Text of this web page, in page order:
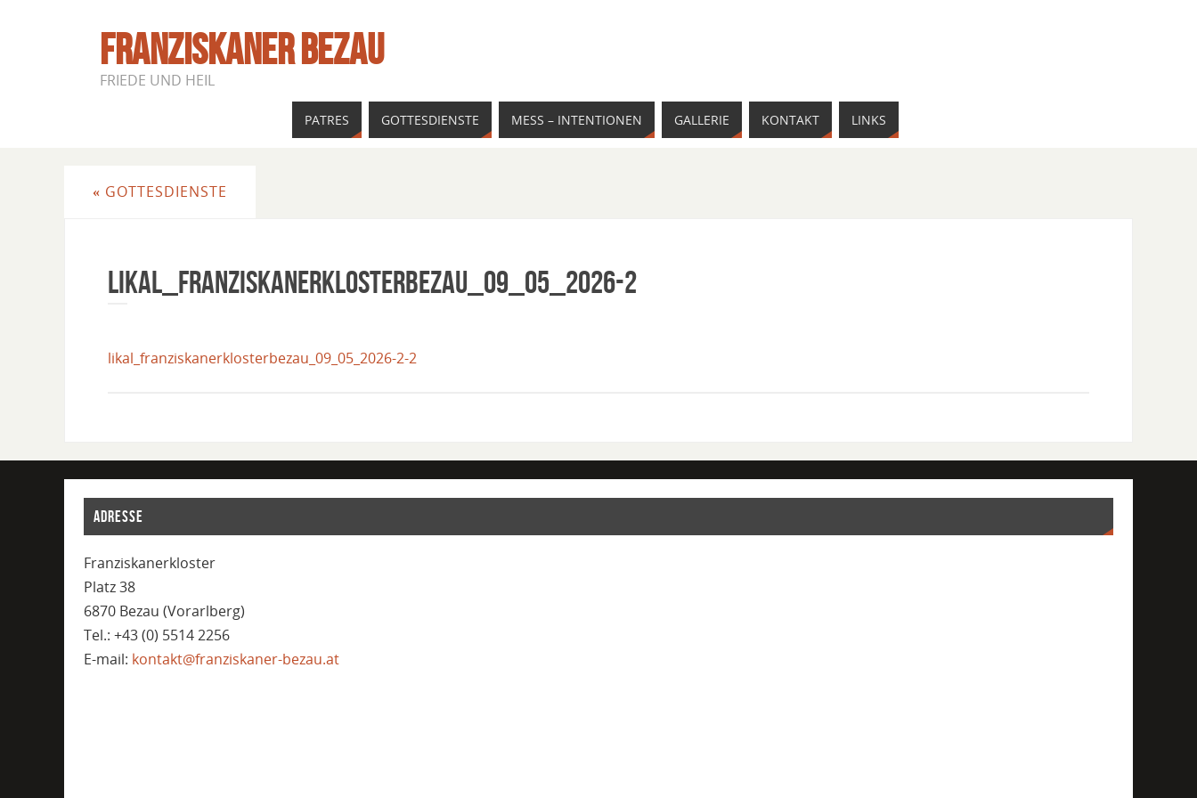
FRANZISKANER BEZAU
FRIEDE UND HEIL
PATRES GOTTESDIENSTE MESS – INTENTIONEN GALLERIE KONTAKT LINKS
« GOTTESDIENSTE
Likal_FranziskanerklosterBezau_09_05_2026-2
likal_franziskanerklosterbezau_09_05_2026-2-2
ADRESSE
Franziskanerkloster
Platz 38
6870 Bezau (Vorarlberg)
Tel.: +43 (0) 5514 2256
E-mail: kontakt@franziskaner-bezau.at